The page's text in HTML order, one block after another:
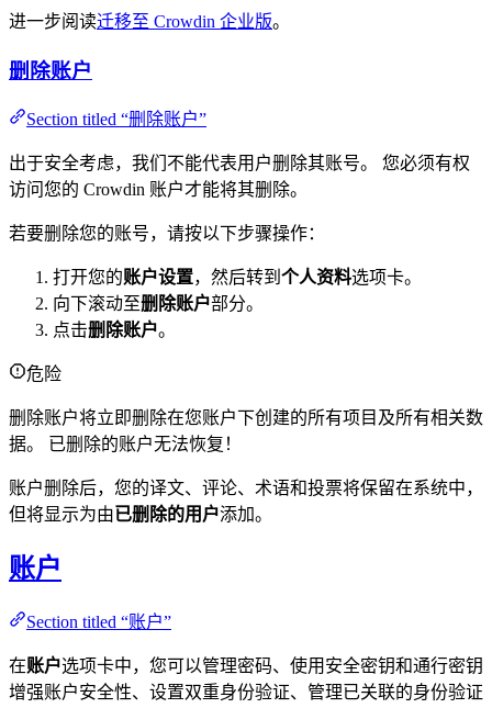
进一步阅读迁移至 Crowdin 企业版。
删除账户
Section titled “删除账户”
出于安全考虑，我们不能代表用户删除其账号。 您必须有权
访问您的 Crowdin 账户才能将其删除。
若要删除您的账号，请按以下步骤操作：
打开您的账户设置，然后转到 个人资料选项卡。
向下滚动至删除账户部分。
点击删除账户。
危险
删除账户将立即删除在您账户下创建的所有项目及所有相关数
据。 已删除的账户无法恢复！
账户删除后，您的译文、评论、术语和投票将保留在系统中，
但将显示为由已删除的用户添加。
账户
Section titled “账户”
在账户选项卡中，您可以管理密码、使用安全密钥和通行密钥
增强账户安全性、设置双重身份验证、管理已关联的身份验证